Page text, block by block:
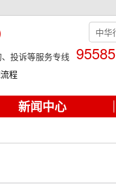
投诉等服务专线 95585
程
新闻中心